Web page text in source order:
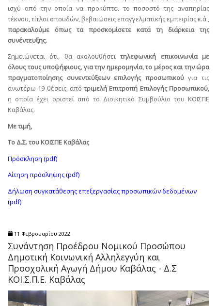
ισχύ από την οποία να προκύπτει το ποσοστό της αναπηρίας
τέκνου, τίτλοι σπουδών, βεβαιώσεις επαγγελματικής εμπειρίας κ.ά.,
παρακαλούμε όπως τα προσκομίσετε κατά τη διάρκεια της
συνέντευξης.
Σημειώνεται ότι, θα ακολουθήσειτηλεφωνική επικοινωνία με
όλους τους υποψήφιους, για την ημερομηνία, το μέρος και την ώρα
πραγματοποίησης συνεντεύξεων επιλογής προσωπικούγια τις
ανωτέρω 19 θέσεις, απότριμελή Επιτροπή Επιλογής Προσωπικού,
η οποία έχει οριστεί από το Διοικητικό Συμβούλιο του ΚΟΙΣΠΕ
Καβάλας.
Με τιμή,
Το Δ.Σ. του ΚΟΙΣΠΕ Καβάλας
Πρόσκληση (pdf)
Αίτηση πρόσληψης (pdf)
Δήλωση συγκατάθεσης επεξεργασίας προσωπικών δεδομένων
(pdf)
11 Φεβρουαρίου 2022
Συνάντηση Προέδρου Νομικού Προσώπου
Δημοτική Κοινωνική Αλληλεγγύη και
Προσχολική Αγωγή Δήμου Καβάλας - Δ.Σ
ΚΟΙ.Σ.Π.Ε. Καβάλας